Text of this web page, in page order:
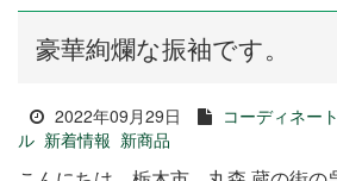
豪華絢爛な振袖です。
2022年09月29日 コーディネート
ル 新着情報 新商品